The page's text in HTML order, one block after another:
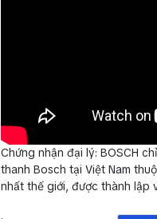
Chứng nhận đại lý: BOSCH
thanh Bosch tại Việt Nam
nhất thế giới, được thành lập
.